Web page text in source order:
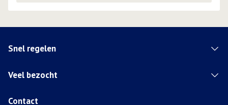
Maar hoe komt het dat Richard al zo lang
Snel regelen
Veel bezocht
Contact